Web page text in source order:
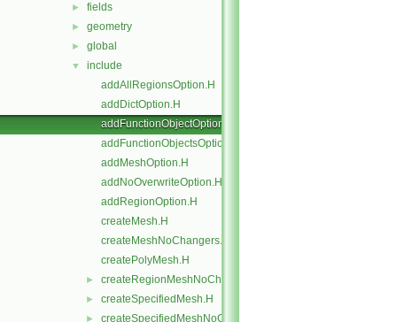
► fields
► geometry
► global
▼
include
addAllRegionsOption.H
addDictOption.H
addFunctionObjectOptions.H
addFunctionObjectsOption.H
addMeshOption.H
addNoOverwriteOption.H
addRegionOption.H
createMesh.H
createMeshNoChangers.H
createPolyMesh.H
► createRegionMeshNoChangers.H
► createSpecifiedMesh.H
► createSpecifiedMeshNoChangers.H